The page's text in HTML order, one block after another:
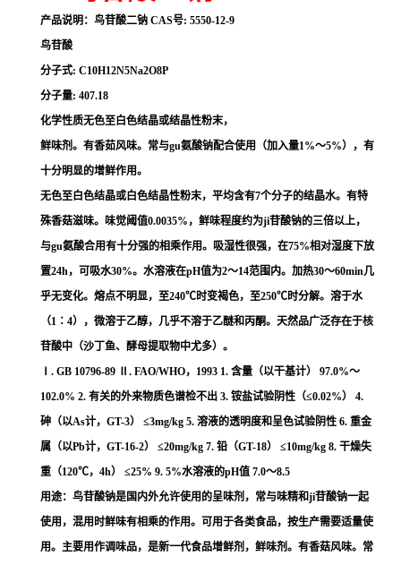
产品说明： 鸟苷酸二钠 CAS号: 5550-12-9
鸟苷酸
分子式: C10H12N5Na2O8P
分子量: 407.18
化学性质无色至白色结晶或结晶性粉末，
鲜味剂。有香茹风味。常与gu氨酸钠配合使用（加入量1%～5%），有
十分明显的增鲜作用。
无色至白色结晶或白色结晶性粉末，平均含有7个分子的结晶水。有特
殊香菇滋味。味觉阈值0.0035% ，鲜味程度约为ji苷酸钠的三倍以上，
与gu氨酸合用有十分强的相乘作用。吸湿性很强，在75%相对湿度下放
置24h，可吸水30%。水溶液在pH值为2～14范围内。加热30～60min几
乎无变化。熔点不明显，至240℃时变褐色，至250℃时分解。溶于水
（1 ∶ 4），微溶于乙醇，几乎不溶于乙醚和丙酮。 天然品广泛存在于核
苷酸中（沙丁鱼、酵母提取物中尤多）。
. GB 10796-89 . FAO/WHO， 1993 1. 含量（以干基计） 97.0%～
102.0% 2. 有关的外来物质色谱检不出 3. 铵盐试验阴性（≤0.02%）
4.
砷（以As计， GT-3） ≤3mg/kg 5. 溶液的透明度和呈色试验阴性 6. 重金
属（以Pb计， GT-16-2） ≤20mg/kg 7. 铅（GT-18） ≤10mg/kg 8. 干燥失
重（120℃， 4h） ≤25% 9. 5%水溶液的pH值 7.0～8.5
用途：鸟苷酸钠是国内外允许使用的呈味剂，常与味精和ji苷酸钠一起
使用，混用时鲜味有相乘的作用。可用于各类食品，按生产需要适量使
用。主要用作调味品，是新一代食品增鲜剂，鲜味剂。有香菇风味。常